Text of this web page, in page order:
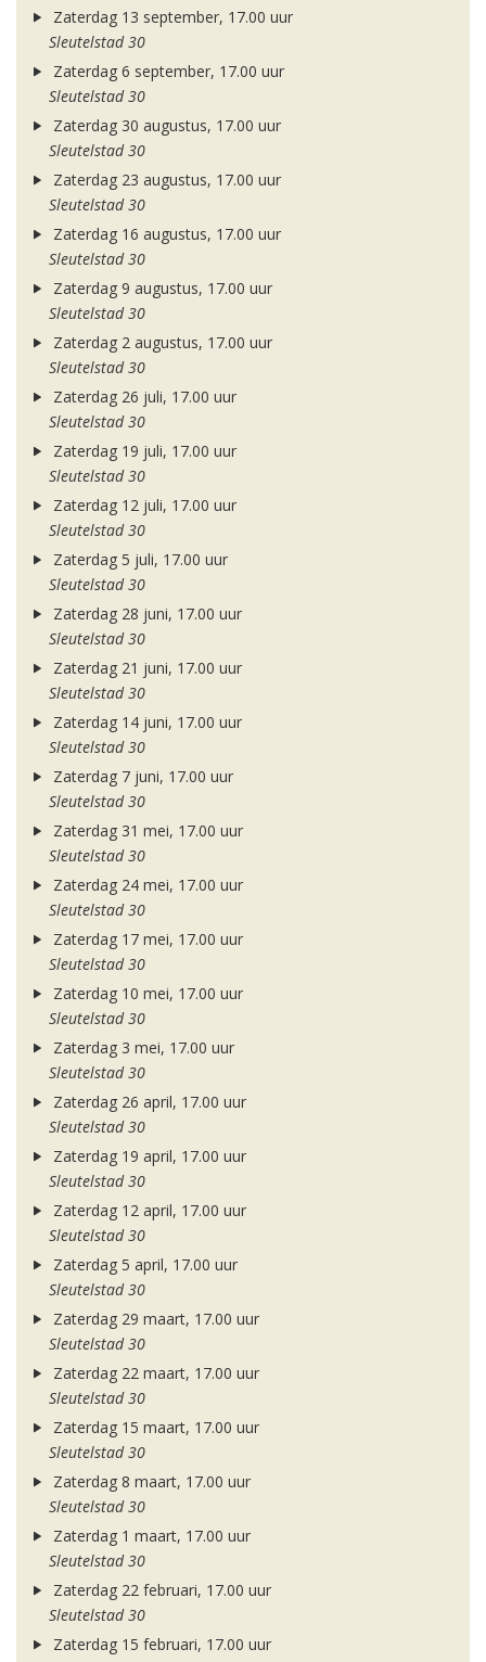
Zaterdag 13 september, 17.00 uur
Sleutelstad 30
Zaterdag 6 september, 17.00 uur
Sleutelstad 30
Zaterdag 30 augustus, 17.00 uur
Sleutelstad 30
Zaterdag 23 augustus, 17.00 uur
Sleutelstad 30
Zaterdag 16 augustus, 17.00 uur
Sleutelstad 30
Zaterdag 9 augustus, 17.00 uur
Sleutelstad 30
Zaterdag 2 augustus, 17.00 uur
Sleutelstad 30
Zaterdag 26 juli, 17.00 uur
Sleutelstad 30
Zaterdag 19 juli, 17.00 uur
Sleutelstad 30
Zaterdag 12 juli, 17.00 uur
Sleutelstad 30
Zaterdag 5 juli, 17.00 uur
Sleutelstad 30
Zaterdag 28 juni, 17.00 uur
Sleutelstad 30
Zaterdag 21 juni, 17.00 uur
Sleutelstad 30
Zaterdag 14 juni, 17.00 uur
Sleutelstad 30
Zaterdag 7 juni, 17.00 uur
Sleutelstad 30
Zaterdag 31 mei, 17.00 uur
Sleutelstad 30
Zaterdag 24 mei, 17.00 uur
Sleutelstad 30
Zaterdag 17 mei, 17.00 uur
Sleutelstad 30
Zaterdag 10 mei, 17.00 uur
Sleutelstad 30
Zaterdag 3 mei, 17.00 uur
Sleutelstad 30
Zaterdag 26 april, 17.00 uur
Sleutelstad 30
Zaterdag 19 april, 17.00 uur
Sleutelstad 30
Zaterdag 12 april, 17.00 uur
Sleutelstad 30
Zaterdag 5 april, 17.00 uur
Sleutelstad 30
Zaterdag 29 maart, 17.00 uur
Sleutelstad 30
Zaterdag 22 maart, 17.00 uur
Sleutelstad 30
Zaterdag 15 maart, 17.00 uur
Sleutelstad 30
Zaterdag 8 maart, 17.00 uur
Sleutelstad 30
Zaterdag 1 maart, 17.00 uur
Sleutelstad 30
Zaterdag 22 februari, 17.00 uur
Sleutelstad 30
Zaterdag 15 februari, 17.00 uur